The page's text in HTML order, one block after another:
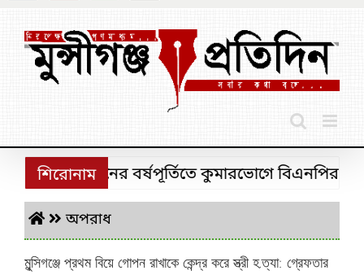
শিরোনাম
অভ্যুত্থানের বর্ষপূর্তিতে কুমারভোগে বিএনপির বিজয়
অপরাধ
মুন্সিগঞ্জে প্রথম বিয়ে গোপন রাখাকে কেন্দ্র করে স্ত্রী হ.ত্যা: গ্রেফতার